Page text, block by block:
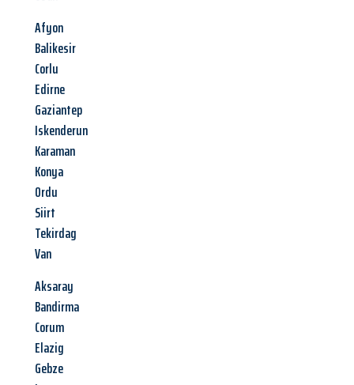
Afyon
Balikesir
Corlu
Edirne
Gaziantep
Iskenderun
Karaman
Konya
Ordu
Siirt
Tekirdag
Van
Aksaray
Bandirma
Corum
Elazig
Gebze